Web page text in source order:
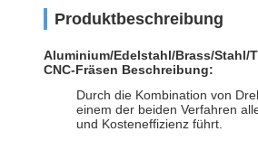
Produktbeschreibung
Aluminium/Edelstahl/Brass/Stahl/
CNC-Fräsen Beschreibung:
Durch die Kombination von
einem der beiden Verfahren
und Kosteneffizienz führt.